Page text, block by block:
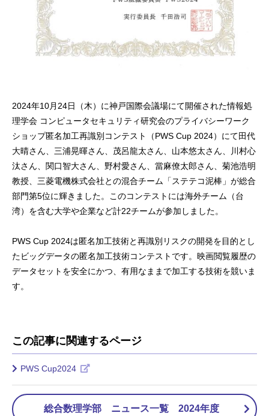
2024年10月24日（木）に神戸国際会議場にて開催された情報処
理学会 コンピュータセキュリティ研究会のプライバシーワーク
ショップ匿名加工再識別コンテスト（PWS Cup 2024）にて田代
大晴さん、三浦晃暉さん、茂呂龍太さん、山本悠太さん、川村心
汰さん、関口智大さん、野村愛さん、當麻僚太郎さん、菊池浩明
教授、三菱電機株式会社との混合チーム「ステテコ泥棒」が総合
部門第5位に輝きました。このコンテストには海外チーム（台
湾）を含む大学や企業など計22チームが参加しました。
PWS Cup 2024は匿名加工技術と再識別リスクの開発を目的とし
たビッグデータの匿名加工技術コンテストです。映画閲覧履歴の
データセットを安全にかつ、有用なままで加工する技術を競いま
す。
この記事に関連するページ
PWS Cup2024
総合数理学部 ニュース一覧 2024年度